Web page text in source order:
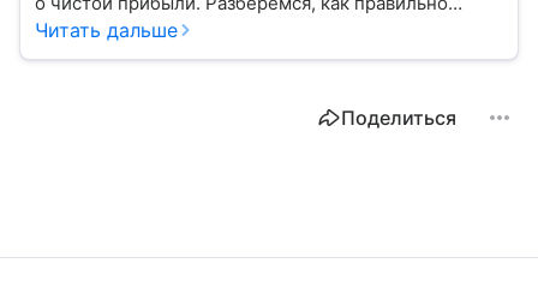
ее рассчитать и распределить.
Читать дальше
Поделиться